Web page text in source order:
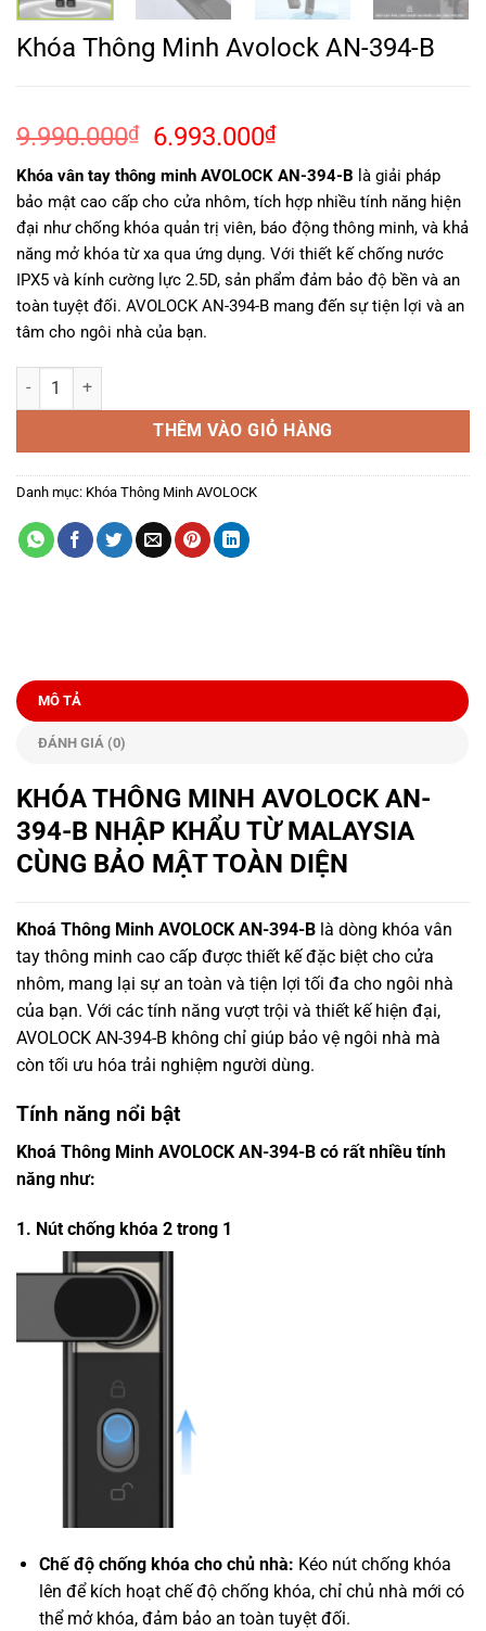
Khóa Thông Minh Avolock AN-394-B
9.990.000₫
Giá
gốc
là:
9.990.000₫.
6.993.000₫Giá
hiện
tại
là:
6.993.000₫.
Khóa vân tay thông minh AVOLOCK AN-394-B là giải pháp
bảo mật cao cấp cho cửa nhôm, tích hợp nhiều tính năng hiện
đại như chống khóa quản trị viên, báo động thông minh, và khả
năng mở khóa từ xa qua ứng dụng. Với thiết kế chống nước
IPX5 và kính cường lực 2.5D, sản phẩm đảm bảo độ bền và an
toàn tuyệt đối. AVOLOCK AN-394-B mang đến sự tiện lợi và an
tâm cho ngôi nhà của bạn.
Khóa Thông Minh Avolock AN-394-B số lượng
THÊM VÀO GIỎ HÀNG
Danh mục: Khóa Thông Minh AVOLOCK
MÔ TẢ
ĐÁNH GIÁ (0)
KHÓA THÔNG MINH AVOLOCK AN-
394-B NHẬP KHẨU TỪ MALAYSIA
CÙNG BẢO MẬT TOÀN DIỆN
Khoá Thông Minh AVOLOCK AN-394-B là dòng khóa vân
tay thông minh cao cấp được thiết kế đặc biệt cho cửa
nhôm, mang lại sự an toàn và tiện lợi tối đa cho ngôi nhà
của bạn. Với các tính năng vượt trội và thiết kế hiện đại,
AVOLOCK AN-394-B không chỉ giúp bảo vệ ngôi nhà mà
còn tối ưu hóa trải nghiệm người dùng.
Tính năng nổi bật
Khoá Thông Minh AVOLOCK AN-394-B có rất nhiều tính
năng như:
1. Nút chống khóa 2 trong 1
Chế độ chống khóa cho chủ nhà: Kéo nút chống khóa
lên để kích hoạt chế độ chống khóa, chỉ chủ nhà mới có
thể mở khóa, đảm bảo an toàn tuyệt đối.